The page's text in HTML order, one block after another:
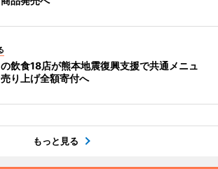
飲食18店が熊本地震復興支援で共通メニュ
り上げ全額寄付へ
もっと見る